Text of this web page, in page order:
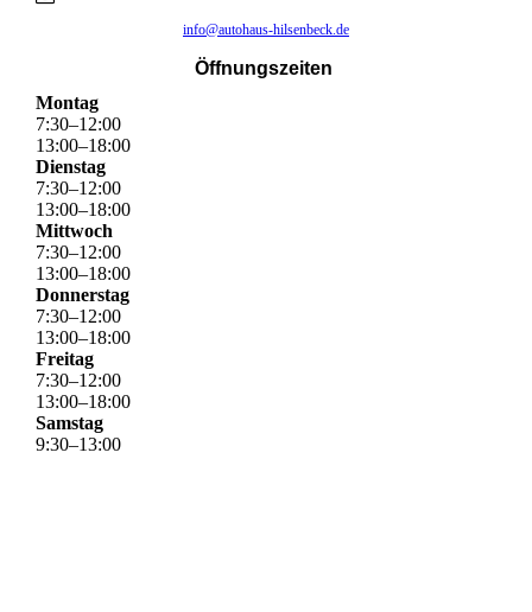
info@autohaus-hilsenbeck.de
Öffnungszeiten
Montag
7:30–12:00
13:00–18:00
Dienstag
7:30–12:00
13:00–18:00
Mittwoch
7:30–12:00
13:00–18:00
Donnerstag
7:30–12:00
13:00–18:00
Freitag
7:30–12:00
13:00–18:00
Samstag
9:30–13:00